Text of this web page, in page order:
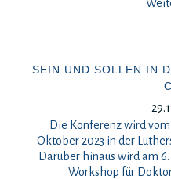
SEIN UND SOLLEN IN
Die Konferenz wird
Oktober 2023 in der
Darüber hinaus wird am
Workshop für